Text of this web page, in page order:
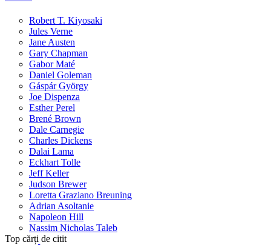
Robert T. Kiyosaki
Jules Verne
Jane Austen
Gary Chapman
Gabor Maté
Daniel Goleman
Gáspár György
Joe Dispenza
Esther Perel
Brené Brown
Dale Carnegie
Charles Dickens
Dalai Lama
Eckhart Tolle
Jeff Keller
Judson Brewer
Loretta Graziano Breuning
Adrian Asoltanie
Napoleon Hill
Nassim Nicholas Taleb
Top cărți de citit